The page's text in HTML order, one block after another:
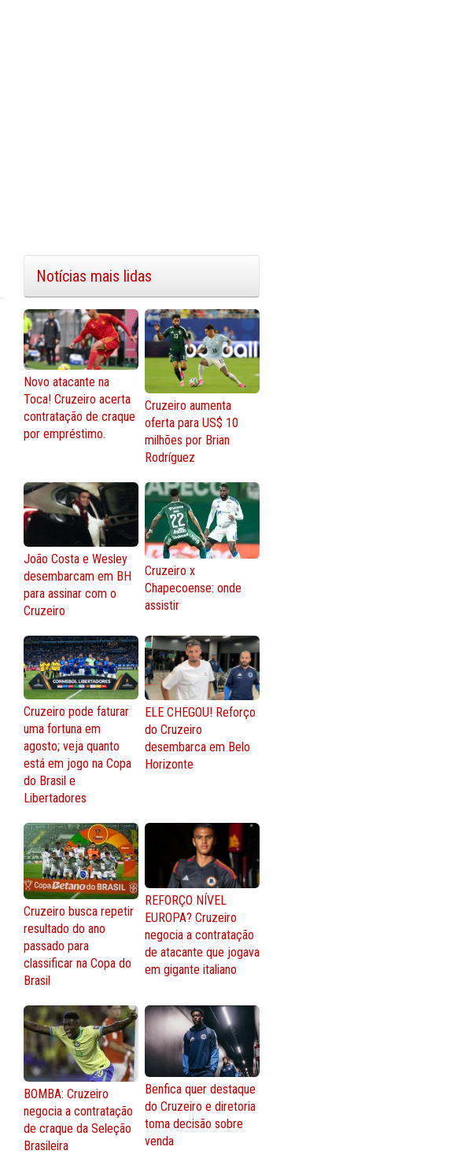
Notícias mais lidas
Novo atacante na
Toca! Cruzeiro acerta
contratação de craque
por empréstimo.
Cruzeiro aumenta
oferta para US$ 10
milhões por Brian
Rodríguez
João Costa e Wesley
desembarcam em BH
para assinar com o
Cruzeiro
Cruzeiro x
Chapecoense: onde
assistir
Cruzeiro pode faturar
uma fortuna em
agosto; veja quanto
está em jogo na Copa
do Brasil e
Libertadores
ELE CHEGOU! Reforço
do Cruzeiro
desembarca em Belo
Horizonte
Cruzeiro busca repetir
resultado do ano
passado para
classificar na Copa do
Brasil
REFORÇO NÍVEL
EUROPA? Cruzeiro
negocia a contratação
de atacante que jogava
em gigante italiano
BOMBA: Cruzeiro
negocia a contratação
de craque da Seleção
Brasileira
Benfica quer destaque
do Cruzeiro e diretoria
toma decisão sobre
venda